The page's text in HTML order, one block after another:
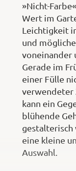
»Nicht-
Wert im
Leichtigkeit
und
voneinander
Gerade im
einer Fülle
verwendeter
kann ein
blühende
gestalterisch
eine kleine
Auswahl.